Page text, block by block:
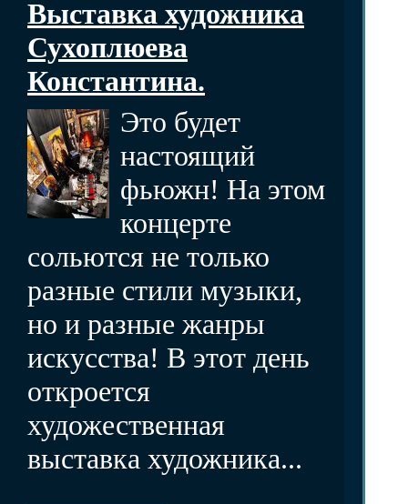
Выставка художника
Сухоплюева
Константина.
Это будет
настоящий
фьюжн! На этом
концерте
сольются не только
разные стили музыки,
но и разные жанры
искусства! В этот день
откроется
художественная
выставка художника...